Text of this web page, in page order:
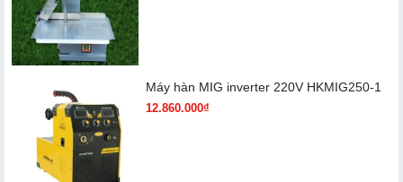
Máy hàn MIG inverter 220V HKMIG250-1
12.860.000₫